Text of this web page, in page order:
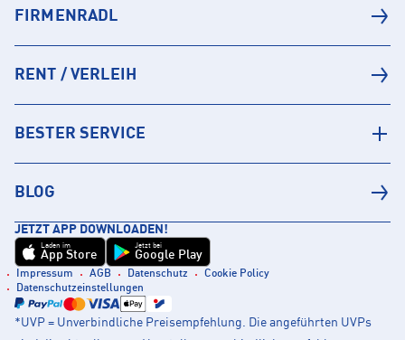
FIRMENRADL
RENT / VERLEIH
BESTER SERVICE
BLOG
JETZT APP DOWNLOADEN!
Laden im
App Store
Jetzt bei
Google Play
Impressum AGB Datenschutz
Cookie Policy
Datenschutzeinstellungen
*UVP = Unverbindliche Preisempfehlung. Die angeführten UVPs